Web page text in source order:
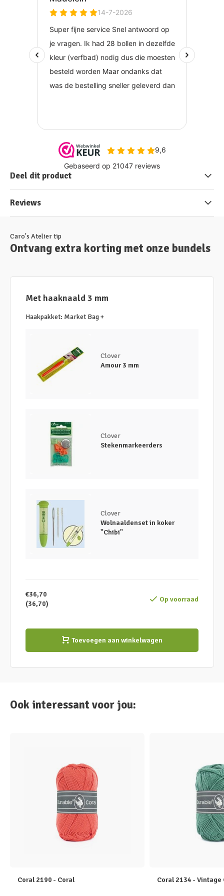
Deel dit product
Reviews
Caro's Atelier tip
Ontvang extra korting met onze bundels
Met haaknaald 3 mm
Haakpakket: Market Bag +
Clover
Amour 3 mm
Clover
Stekenmarkeerders
Clover
Wolnaaldenset in koker
"Chibi"
€36,70
(36,70)
Op voorraad
Toevoegen aan winkelwagen
Ook interessant voor jou:
Coral 2190 - Coral Coral 2134 - Vintage